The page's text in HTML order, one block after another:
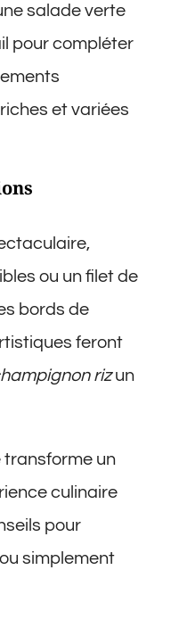
salade verte
pour compléter
et variées
ou un filet de
bords de
feront
rizun
transforme un
culinaire
pour
simplement